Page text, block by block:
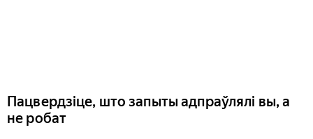
Пацвердзіце, што запыты адпраўлялі вы, а
не робат